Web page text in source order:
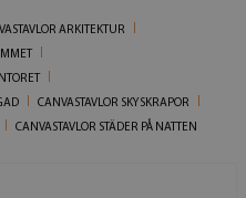
ARKITEKTUR
CANVASTAVLOR SKYSKRAPOR
CANVASTAVLOR STÄDER PÅ NATTEN